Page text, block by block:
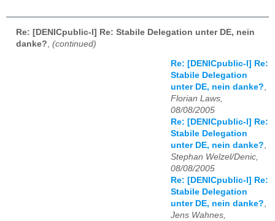
Re: [DENICpublic-l] Re: Stabile Delegation unter DE, nein
danke? (continued)
Re: [DENICpublic-l] Re:
Stabile Delegation
unter DE, nein danke?,
Florian Laws,
08/08/2005
Re: [DENICpublic-l] Re:
Stabile Delegation
unter DE, nein danke?,
Stephan Welzel/Denic,
08/08/2005
Re: [DENICpublic-l] Re:
Stabile Delegation
unter DE, nein danke?,
Jens Wahnes,